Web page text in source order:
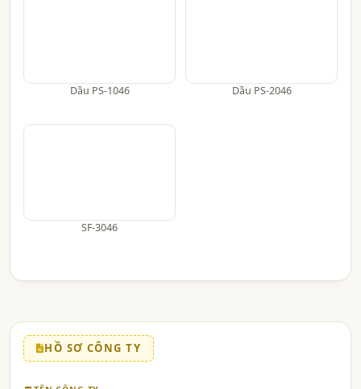
Dầu PS-1046 Dầu PS-2046
SF-3046
HỒ SƠ CÔNG TY